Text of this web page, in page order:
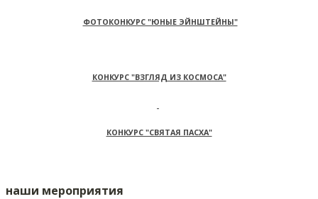
ФОТОКОНКУРС "ЮНЫЕ ЭЙНШТЕЙНЫ"
КОНКУРС "ВЗГЛЯД ИЗ КОСМОСА"
КОНКУРС "СВЯТАЯ ПАСХА"
наши мероприятия